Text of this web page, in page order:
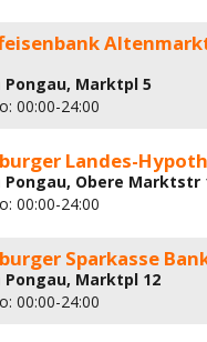
Marktpl 5
00:00-24:00
Landes-
Obere Marktstr
00:00-24:00
Sparkasse
Marktpl 12
00:00-24:00